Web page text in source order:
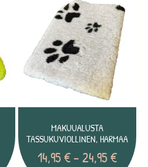
MAKUUALUSTA
TASSUKUVIOLLINEN, HARMAA
14,95€ –24,95€